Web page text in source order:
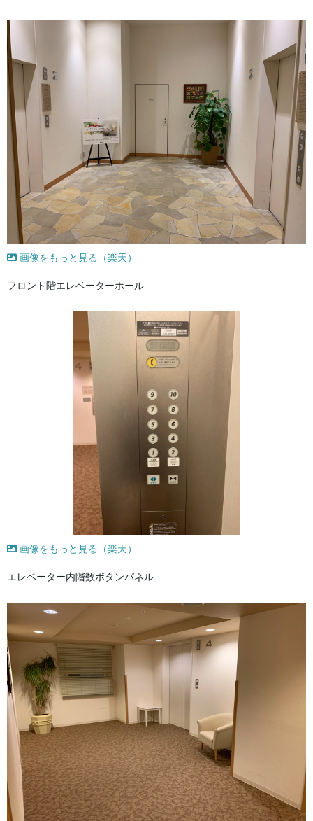
画像をもっと見る（楽天）
フロント階エレベーターホール
画像をもっと見る（楽天）
エレベーター内階数ボタンパネル